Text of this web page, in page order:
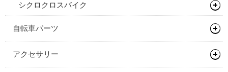
フレーム
完成車
シクロクロスバイク
フレーム
自転車パーツ
サドル/シートポスト
アクセサリー